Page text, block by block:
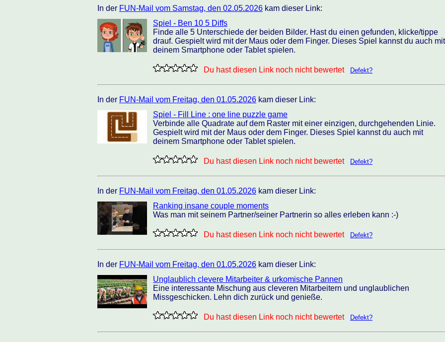
In der FUN-Mail vom Samstag, den 02.05.2026 kam dieser Link:
Spiel - Ben 10 5 Diffs
Finde alle 5 Unterschiede der beiden Bilder. Hast du einen gefunden, klicke/tippe
drauf. Gespielt wird mit der Maus oder dem Finger. Dieses Spiel kannst du auch mit
deinem Smartphone oder Tablet spielen.
Du hast diesen Link noch nicht bewertet Defekt?
In der FUN-Mail vom Freitag, den 01.05.2026 kam dieser Link:
Spiel - Fill Line : one line puzzle game
Verbinde alle Quadrate auf dem Raster mit einer einzigen, durchgehenden Linie.
Gespielt wird mit der Maus oder dem Finger. Dieses Spiel kannst du auch mit
deinem Smartphone oder Tablet spielen.
Du hast diesen Link noch nicht bewertet Defekt?
In der FUN-Mail vom Freitag, den 01.05.2026 kam dieser Link:
Ranking insane couple moments
Was man mit seinem Partner/seiner Partnerin so alles erleben kann :-)
Du hast diesen Link noch nicht bewertet Defekt?
In der FUN-Mail vom Freitag, den 01.05.2026 kam dieser Link:
Unglaublich clevere Mitarbeiter & urkomische Pannen
Eine interessante Mischung aus cleveren Mitarbeitern und unglaublichen
Missgeschicken. Lehn dich zurück und genieße.
Du hast diesen Link noch nicht bewertet Defekt?